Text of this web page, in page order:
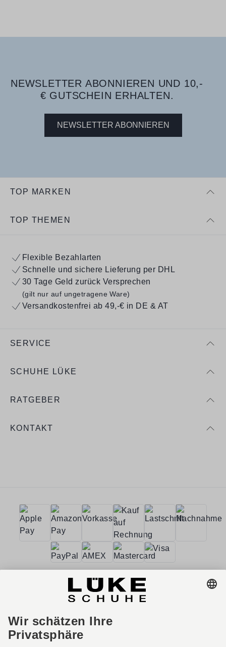
NEWSLETTER ABONNIEREN UND 10,-
€ GUTSCHEIN ERHALTEN.
NEWSLETTER ABONNIEREN
TOP MARKEN
TOP THEMEN
Flexible Bezahlarten
Schnelle und sichere Lieferung per DHL
30 Tage Geld zurück Versprechen
(gilt nur auf ungetragene Ware)
Versandkostenfrei ab 49,-€ in DE & AT
SERVICE
SCHUHE LÜKE
RATGEBER
KONTAKT